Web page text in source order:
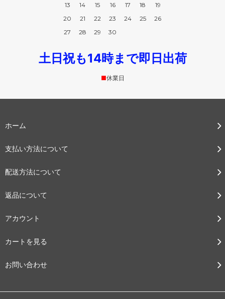
13
14 15 16 17 18
19
20
21 22 23 24 25
26
27
28 29 30
土日祝も14時まで即日出荷
■休業日
ホーム
支払い方法について
配送方法について
返品について
アカウント
カートを見る
お問い合わせ